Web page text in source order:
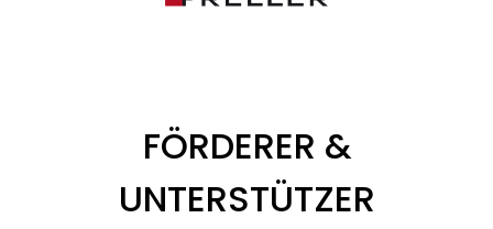
FÖRDERER &
UNTERSTÜTZER